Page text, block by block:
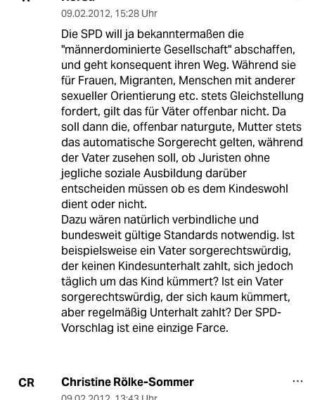
09.02.2012, 15:28 Uhr
Die SPD will ja bekanntermaßen die
"männerdominierte Gesellschaft" abschaffen,
und geht konsequent ihren Weg. Während sie
für Frauen, Migranten, Menschen mit anderer
sexueller Orientierung etc. stets Gleichstellung
fordert, gilt das für Väter offenbar nicht. Da
soll dann die, offenbar naturgute, Mutter stets
das automatische Sorgerecht gelten, während
der Vater zusehen soll, ob Juristen ohne
jegliche soziale Ausbildung darüber
entscheiden müssen ob es dem Kindeswohl
dient oder nicht.
Dazu wären natürlich verbindliche und
bundesweit gültige Standards notwendig. Ist
beispielsweise ein Vater sorgerechtswürdig,
der keinen Kindesunterhalt zahlt, sich jedoch
täglich um das Kind kümmert? Ist ein Vater
sorgerechtswürdig, der sich kaum kümmert,
aber regelmäßig Unterhalt zahlt? Der SPD-
Vorschlag ist eine einzige Farce.
CR Christine Rölke-Sommer